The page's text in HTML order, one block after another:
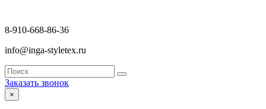
8-910-668-86-36
info@inga-styletex.ru
Заказать звонок
×